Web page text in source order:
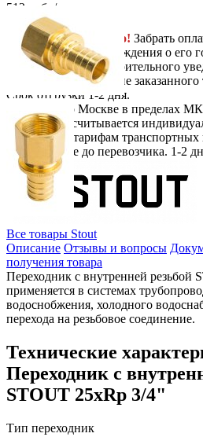
512 руб. / шт.
В корзину
СамовывозБесплатно! Забрать
только после подтверждения о
телефону. Без предварительного
вашего заказа, наличие
Срок отгрузки 1-2 дня.
По Москве в пределах
МКАД - рассчитывается
доставка по тарифам
перемещение до перевозчика. 1-2
Все товары Stout
Описание Отзывы и вопросы
получения товара
Переходник с внутренней резьбой
применяется в системах
водоснобжения, холодного
перехода на резьбовое соединение.
Технические
Переходник с
STOUT 25xRp 3/4"
Тип переходник